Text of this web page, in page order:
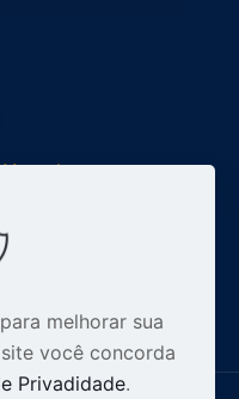
melhorar sua
você concorda
Privadidade.